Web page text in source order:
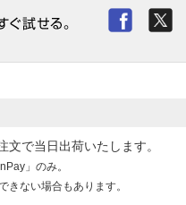
文で当日出荷いたします。
」のみ。
きない場合もあります。